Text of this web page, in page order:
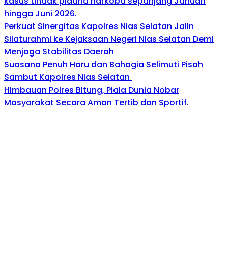
hingga Juni 2026.
Perkuat Sinergitas Kapolres Nias Selatan Jalin
Silaturahmi ke Kejaksaan Negeri Nias Selatan Demi
Menjaga Stabilitas Daerah
Suasana Penuh Haru dan Bahagia Selimuti Pisah
Sambut Kapolres Nias Selatan
Himbauan Polres Bitung, Piala Dunia Nobar
Masyarakat Secara Aman Tertib dan Sportif.